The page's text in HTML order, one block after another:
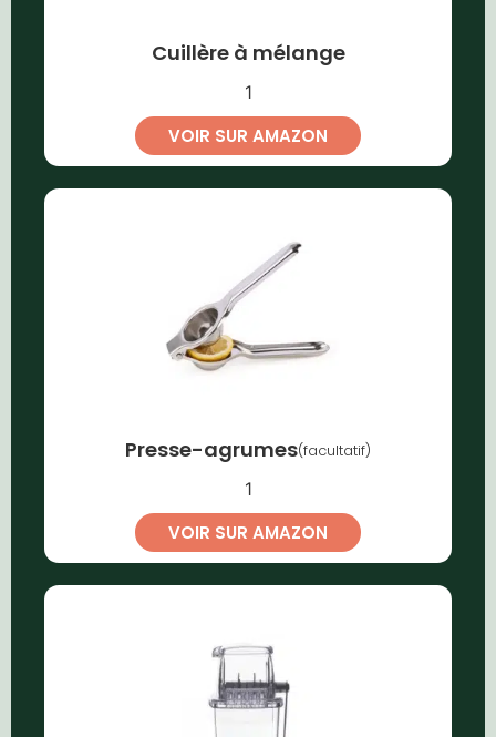
Cuillère à mélange
1
VOIR SUR AMAZON
Presse-agrumes(facultatif)
1
VOIR SUR AMAZON